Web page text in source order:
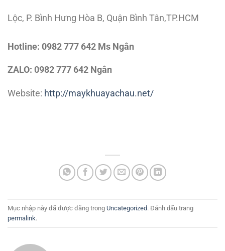
Lộc, P. Bình Hưng Hòa B, Quận Bình Tân,TP.HCM
Hotline: 0982 777 642 Ms Ngân
ZALO: 0982 777 642 Ngân
Website: http://maykhuayachau.net/
Mục nhập này đã được đăng trong Uncategorized. Đánh dấu trang
permalink.